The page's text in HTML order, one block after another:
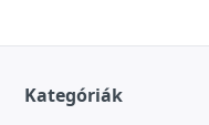
Kategóriák